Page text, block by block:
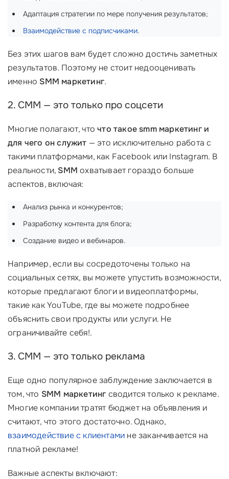
Адаптация стратегии по мере получения результатов;
Взаимодействие с подписчиками.
Без этих шагов вам будет сложно достичь заметных
результатов. Поэтому не стоит недооценивать
именно SMM маркетинг.
2. СММ — это только про соцсети
Многие полагают, чточто такое smm маркетинг и
для чего он служит — это исключительно работа с
такими платформами, как Facebook или Instagram. В
реальности, SMM охватывает гораздо больше
аспектов, включая:
Анализ рынка и конкурентов;
Разработку контента для блога;
Создание видео и вебинаров.
Например, если вы сосредоточены только на
социальных сетях, вы можете упустить возможности,
которые предлагают блоги и видеоплатформы,
такие как YouTube, где вы можете подробнее
объяснить свои продукты или услуги. Не
ограничивайте себя!.
3. СММ — это только реклама
Еще одно популярное заблуждение заключается в
том, что SMM маркетинг сводится только к рекламе.
Многие компании тратят бюджет на объявления и
считают, что этого достаточно. Однако,
взаимодействие с клиентами не заканчивается на
платной рекламе!
Важные аспекты включают: